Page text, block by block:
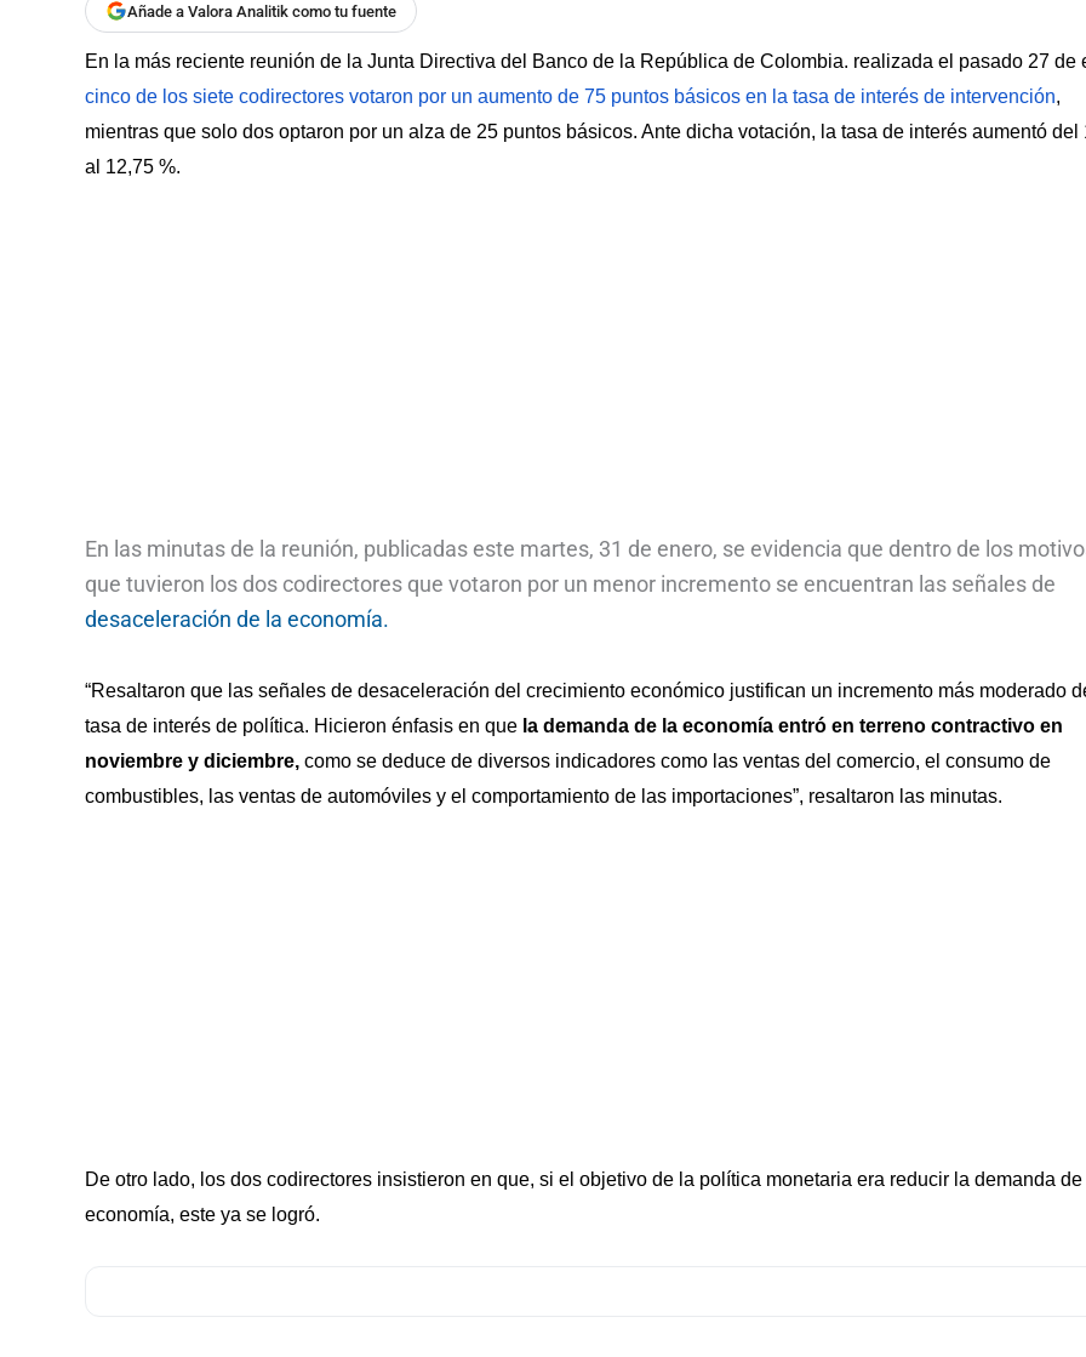
Añade a Valora Analitik como tu fuente
En la más reciente reunión de la Junta Directiva del Banco de la República de Colombia. realizada el pasado 27 de
cinco de los siete codirectores votaron por un aumento de 75 puntos básicos en la tasa de interés de intervención,
mientras que solo dos optaron por un alza de 25 puntos básicos. Ante dicha votación, la tasa de interés aumentó del
al 12,75 %.
En las minutas de la reunión, publicadas este martes, 31 de enero, se evidencia que dentro de los
que tuvieron los dos codirectores que votaron por un menor incremento se encuentran las señales de
desaceleración de la economía.
“Resaltaron que las señales de desaceleración del crecimiento económico justifican un incremento más moderado
tasa de interés de política. Hicieron énfasis en que la demanda de la economía entró en terreno contractivo en
noviembre y diciembre, como se deduce de diversos indicadores como las ventas del comercio, el consumo de
combustibles, las ventas de automóviles y el comportamiento de las importaciones”, resaltaron las minutas.
De otro lado, los dos codirectores insistieron en que, si el objetivo de la política monetaria era reducir la demanda
economía, este ya se logró.